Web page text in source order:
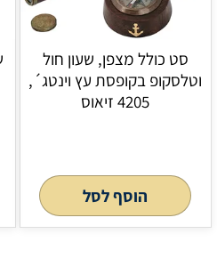
סט כולל מצפן, שעון חול
וטלסקופ בקופסת עץ וינטג´,
4205 זיאוס
הוסף לסל